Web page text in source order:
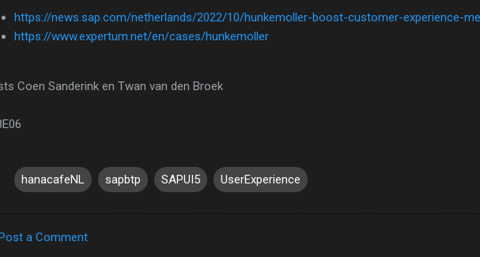
https://news.sap.com/netherlands/2022/10/hunkemoller-boost-customer-experience-
https://www.expertum.net/en/cases/hunkemoller
Coen Sanderink en Twan van den Broek
hanacafeNL sapbtp SAPUI5 UserExperience
a Comment